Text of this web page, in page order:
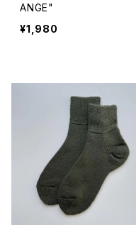
ANGE"
¥1,980